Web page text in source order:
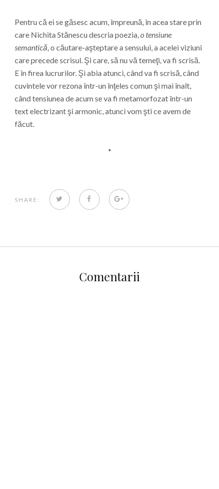
Pentru că ei se găsesc acum, împreună, în acea stare prin
care Nichita Stănescu descria poezia,o tensiune
semantică, o căutare-aşteptare a sensului, a acelei viziuni
care precede scrisul. Şi care, să nu vă temeţi, va fi scrisă.
E în firea lucrurilor. Şi abia atunci, când va fi scrisă, când
cuvintele vor rezona într-un înţeles comun şi mai înalt,
când tensiunea de acum se va fi metamorfozat într-un
text electrizant şi armonic, atunci vom şti ce avem de
făcut.
*
SHARE: TWITTERFACEBOOKGOOGLE+
Comentarii